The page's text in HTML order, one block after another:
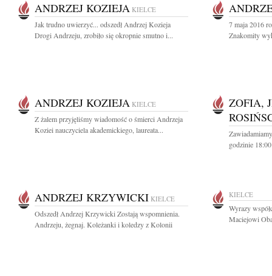
ANDRZEJ KOZIEJA KIELCE
Jak trudno uwierzyć... odszedł Andrzej Kozieja
Drogi Andrzeju, zrobiło się okropnie smutno i...
7 maja 2016
Znakomity
ANDRZEJ KOZIEJA KIELCE
Z żalem przyjęliśmy wiadomość o śmierci Andrzeja
Koziei nauczyciela akademickiego, laureata...
ZOFIA,
godzinie
ANDRZEJ KRZYWICKI KIELCE
Odszedł Andrzej Krzywicki Zostają wspomnienia.
Andrzeju, żegnaj. Koleżanki i koledzy z Kolonii
KIELCE
Wyrazy
Maciejowi